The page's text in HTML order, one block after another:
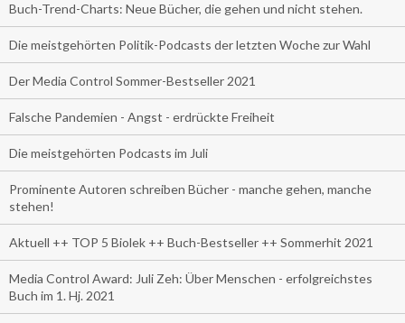
Buch-Trend-Charts: Neue Bücher, die gehen und nicht stehen.
Die meistgehörten Politik-Podcasts der letzten Woche zur Wahl
Der Media Control Sommer-Bestseller 2021
Falsche Pandemien - Angst - erdrückte Freiheit
Die meistgehörten Podcasts im Juli
Prominente Autoren schreiben Bücher - manche gehen, manche
stehen!
Aktuell ++ TOP 5 Biolek ++ Buch-Bestseller ++ Sommerhit 2021
Media Control Award: Juli Zeh: Über Menschen - erfolgreichstes
Buch im 1. Hj. 2021